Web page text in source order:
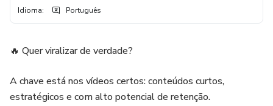
Idioma: Português
🔥 Quer viralizar de verdade?
A chave está nos vídeos certos: conteúdos curtos,
estratégicos e com alto potencial de retenção.